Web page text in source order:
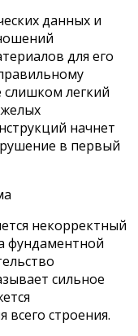
данных и
для его
слишком легкий
начнет
в первый
некорректный
фундаментной
сильное
всего строения.